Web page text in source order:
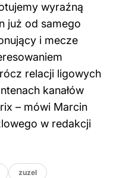
wyraźną
już od samego
i mecze
relacji ligowych
kanałów
– mówi Marcin
w redakcji
zuzel